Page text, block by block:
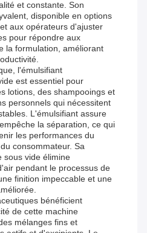
et constante. Son
disponible en options
aux opérateurs d'ajuster
pour répondre aux
la formulation, améliorant
l'émulsifiant
est essentiel pour
lotions, des shampooings et
personnels qui nécessitent
L'émulsifiant assure
la séparation, ce qui
les performances du
consommateur. Sa
sous vide élimine
pendant le processus de
finition impeccable et une
bénéficient
de cette machine
mélanges fins et